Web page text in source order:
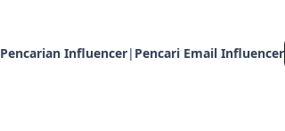
Pencarian Influencer| Pencari Email Influencer